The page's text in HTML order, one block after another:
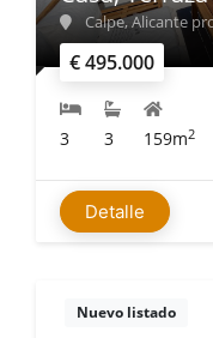
€ 495.000
Calpe, Alicante
3 3 159m2
Detalle
Nuevo listado